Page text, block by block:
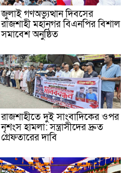
জুলাই গণঅভ্যুত্থান দিবসের
রাজশাহী মহানগর বিএনপির বিশাল
সমাবেশ অনুষ্ঠিত
রাজশাহীতে দুই সাংবাদিকের ওপর
নৃশংস হামলা: সন্ত্রাসীদের দ্রুত
গ্রেফতারের দাবি